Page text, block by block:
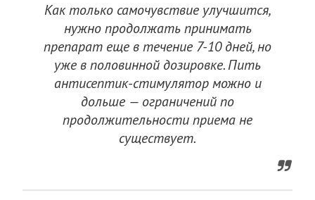
Как только самочувствие улучшится,
нужно продолжать принимать
препарат еще в течение 7-10 дней, но
уже в половинной дозировке. Пить
антисептик-стимулятор можно и
дольше — ограничений по
продолжительности приема не
существует.